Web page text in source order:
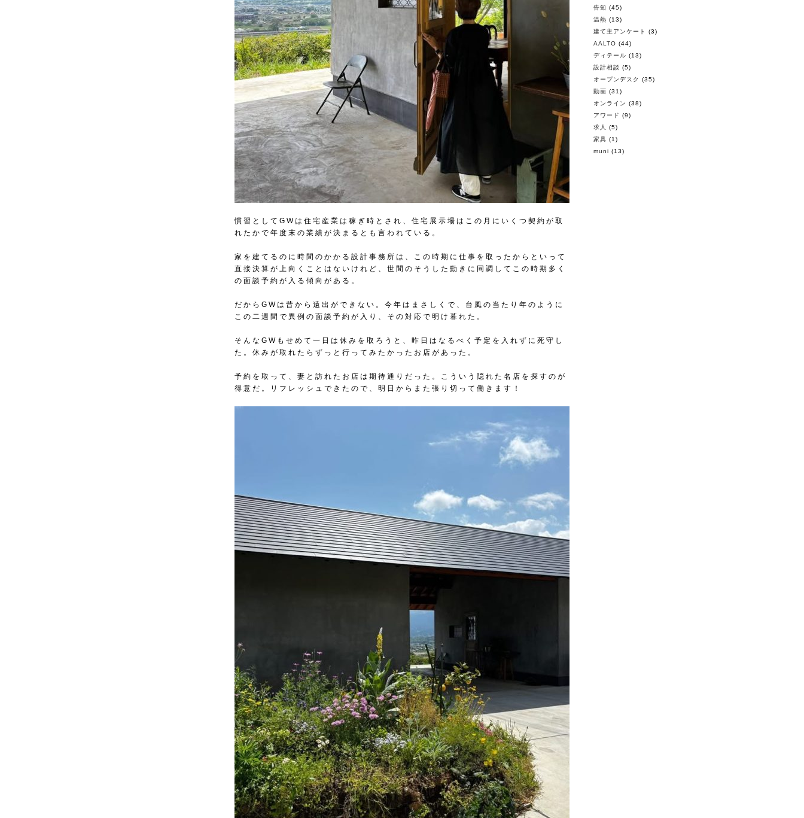
慣習としてGWは住宅産業は稼ぎ時とされ、住宅展示場はこの月にいくつ契約が取
れたかで年度末の業績が決まるとも言われている。
家を建てるのに時間のかかる設計事務所は、この時期に仕事を取ったからといって
直接決算が上向くことはないけれど、世間のそうした動きに同調してこの時期多く
の面談予約が入る傾向がある。
だからGWは昔から遠出ができない。今年はまさしくで、台風の当たり年のように
この二週間で異例の面談予約が入り、その対応で明け暮れた。
そんなGWもせめて一日は休みを取ろうと、昨日はなるべく予定を入れずに死守し
た。休みが取れたらずっと行ってみたかったお店があった。
予約を取って、妻と訪れたお店は期待通りだった。こういう隠れた名店を探すのが
得意だ。リフレッシュできたので、明日からまた張り切って働きます！
告知 (45)
温熱 (13)
建て主アンケート
(3)
AALTO (44)
ディテール (13)
設計相談 (5)
オープンデスク
(35)
動画 (31)
オンライン (38)
アワード (9)
求人
(5)
家具 (1)
muni (13)